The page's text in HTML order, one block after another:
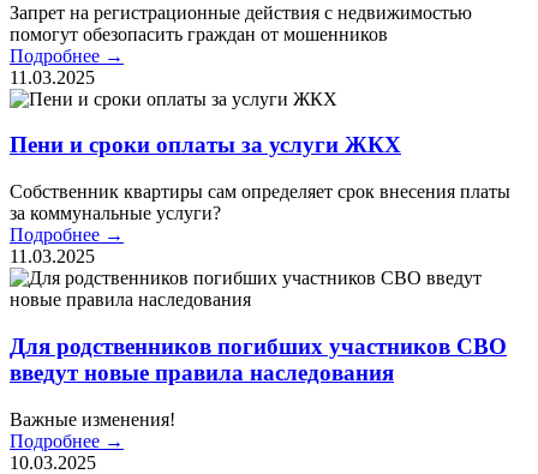
Запрет на регистрационные действия с недвижимостью
помогут обезопасить граждан от мошенников
Подробнее →
11.03.2025
Пени и сроки оплаты за услуги ЖКХ
Собственник квартиры сам определяет срок внесения платы
за коммунальные услуги?
Подробнее →
11.03.2025
Для родственников погибших участников СВО
введут новые правила наследования
Важные изменения!
Подробнее →
10.03.2025